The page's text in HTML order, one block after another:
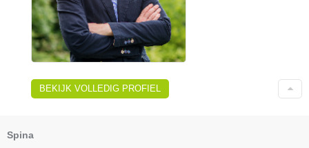
BEKIJK VOLLEDIG PROFIEL
Spina